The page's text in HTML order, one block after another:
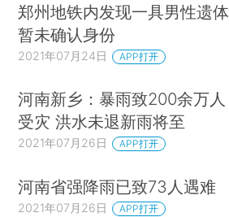
郑州地铁内发现一具男性遗体
暂未确认身份
2021年07月24日 APP打开
河南新乡：暴雨致200余万人
受灾 洪水未退新雨将至
2021年07月26日 APP打开
河南省强降雨已致73人遇难
2021年07月26日 APP打开